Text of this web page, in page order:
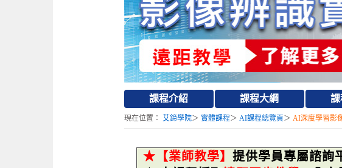
課程介紹 課程大綱
現在位置： 艾鍗學院＞ 實體課程＞ AI課程總覽頁 ＞ AI深度學習影
★【業師教學】 提供學員專屬諮詢